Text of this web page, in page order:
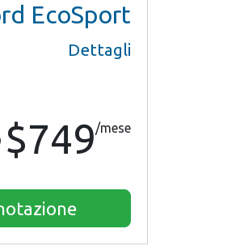
EcoSport
Dettagli
$749/mese